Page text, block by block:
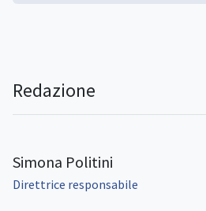
Redazione
Simona Politini
Direttrice responsabile